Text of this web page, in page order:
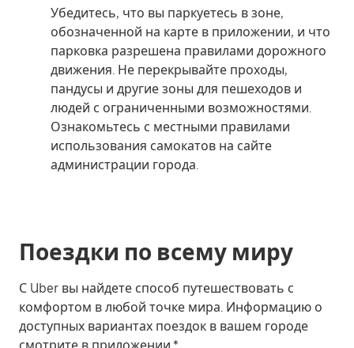
Убедитесь, что вы паркуетесь в зоне,
обозначенной на карте в приложении, и что
парковка разрешена правилами дорожного
движения. Не перекрывайте проходы,
пандусы и другие зоны для пешеходов и
людей с ограниченными возможностями.
Ознакомьтесь с местными правилами
использования самокатов на сайте
администрации города.
Поездки по всему миру
С Uber вы найдете способ путешествовать с
комфортом в любой точке мира. Информацию о
доступных вариантах поездок в вашем городе